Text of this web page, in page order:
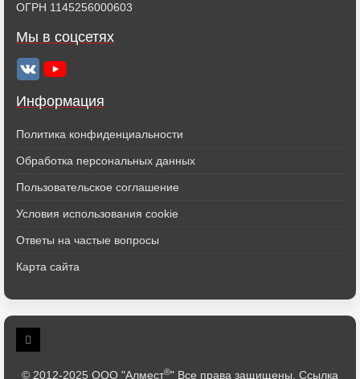
Информация
Политика конфиденциальности
Обработка персональных данных
Пользовательское соглашение
Условия использования cookie
Ответы на частые вопросы
Карта сайта
ОГРН 1145256000603
Мы в соцсетях
© 2012-2025 ООО "Алмест®" Все права защищены. Ссылка